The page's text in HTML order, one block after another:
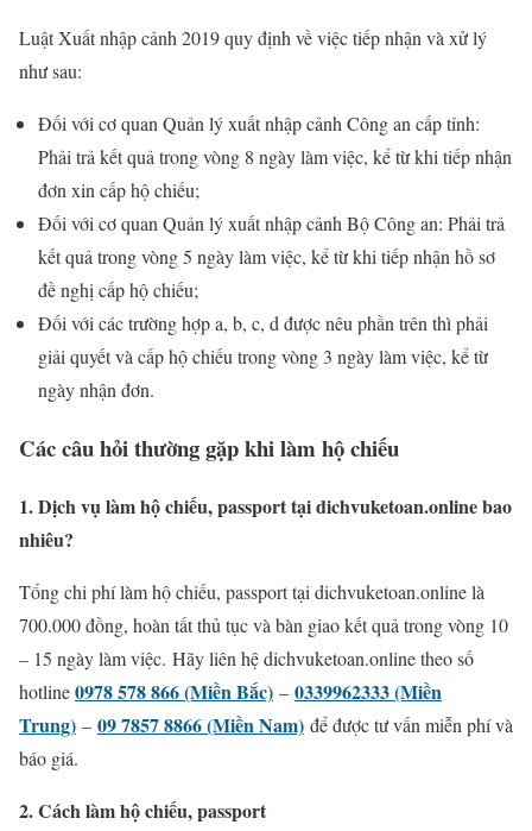
Luật Xuất nhập cảnh 2019 quy định về việc tiếp nhận và xử lý
như sau:
Đối với cơ quan Quản lý xuất nhập cảnh Công an cấp tỉnh:
Phải trả kết quả trong vòng 8 ngày làm việc, kể từ khi tiếp nhận
đơn xin cấp hộ chiếu;
Đối với cơ quan Quản lý xuất nhập cảnh Bộ Công an: Phải trả
kết quả trong vòng 5 ngày làm việc, kể từ khi tiếp nhận hồ sơ
đề nghị cấp hộ chiếu;
Đối với các trường hợp a, b, c, d được nêu phần trên thì phải
giải quyết và cấp hộ chiếu trong vòng 3 ngày làm việc, kể từ
ngày nhận đơn.
Các câu hỏi thường gặp khi làm hộ chiếu
1. Dịch vụ làm hộ chiếu, passport tại dichvuketoan.online bao
nhiêu?
Tổng chi phí làm hộ chiếu, passport tại dichvuketoan.online là
700.000 đồng, hoàn tất thủ tục và bàn giao kết quả trong vòng 10
– 15 ngày làm việc. Hãy liên hệ dichvuketoan.online theo số
hotline0978 578 866 (Miền Bắc) – 0339962333 (Miền
Trung) – 09 7857 8866 (Miền Nam) để được tư vấn miễn phí và
báo giá.
2. Cách làm hộ chiếu, passport